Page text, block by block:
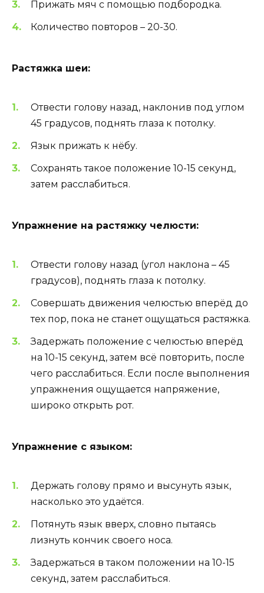
Прижать мяч с помощью подбородка.
Количество повторов – 20-30.
Растяжка шеи:
Отвести голову назад, наклонив под углом
45 градусов, поднять глаза к потолку.
Язык прижать к нёбу.
Сохранять такое положение 10-15 секунд,
затем расслабиться.
Упражнение на растяжку челюсти:
Отвести голову назад (угол наклона – 45
градусов), поднять глаза к потолку.
Совершать движения челюстью вперёд до
тех пор, пока не станет ощущаться растяжка.
Задержать положение с челюстью вперёд
на 10-15 секунд, затем всё повторить, после
чего расслабиться. Если после выполнения
упражнения ощущается напряжение,
широко открыть рот.
Упражнение с языком:
Держать голову прямо и высунуть язык,
насколько это удаётся.
Потянуть язык вверх, словно пытаясь
лизнуть кончик своего носа.
Задержаться в таком положении на 10-15
секунд, затем расслабиться.